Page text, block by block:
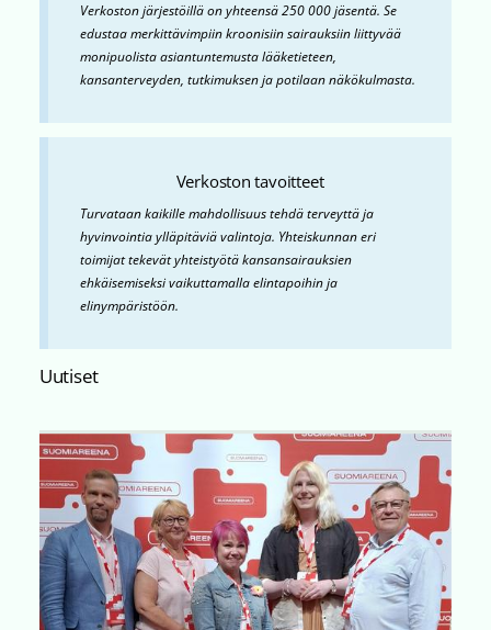
Verkoston järjestöillä on yhteensä 250 000 jäsentä. Se
edustaa merkittävimpiin kroonisiin sairauksiin liittyvää
monipuolista asiantuntemusta lääketieteen,
kansanterveyden, tutkimuksen ja potilaan näkökulmasta.
Verkoston tavoitteet
Turvataan kaikille mahdollisuus tehdä terveyttä ja
hyvinvointia ylläpitäviä valintoja. Yhteiskunnan eri
toimijat tekevät yhteistyötä kansansairauksien
ehkäisemiseksi vaikuttamalla elintapoihin ja
elinympäristöön.
Uutiset